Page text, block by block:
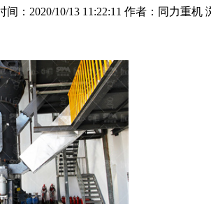
间：2020/10/13 11:22:11 作者：同力重